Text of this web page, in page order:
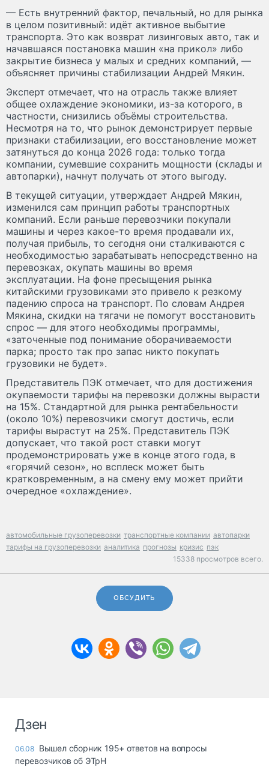
— Есть внутренний фактор, печальный, но для рынка
в целом позитивный: идёт активное выбытие
транспорта. Это как возврат лизинговых авто, так и
начавшаяся постановка машин «на прикол» либо
закрытие бизнеса у малых и средних компаний, —
объясняет причины стабилизации Андрей Мякин.
Эксперт отмечает, что на отрасль также влияет
общее охлаждение экономики, из-за которого, в
частности, снизились объёмы строительства.
Несмотря на то, что рынок демонстрирует первые
признаки стабилизации, его восстановление может
затянуться до конца 2026 года: только тогда
компании, сумевшие сохранить мощности (склады и
автопарки), начнут получать от этого выгоду.
В текущей ситуации, утверждает Андрей Мякин,
изменился сам принцип работы транспортных
компаний. Если раньше перевозчики покупали
машины и через какое-то время продавали их,
получая прибыль, то сегодня они сталкиваются с
необходимостью зарабатывать непосредственно на
перевозках, окупать машины во время
эксплуатации. На фоне пресыщения рынка
китайскими грузовиками это привело к резкому
падению спроса на транспорт. По словам Андрея
Мякина, скидки на тягачи не помогут восстановить
спрос — для этого необходимы программы,
«заточенные под понимание оборачиваемости
парка; просто так про запас никто покупать
грузовики не будет».
Представитель ПЭК отмечает, что для достижения
окупаемости тарифы на перевозки должны вырасти
на 15%. Стандартной для рынка рентабельности
(около 10%) перевозчики смогут достичь, если
тарифы вырастут на 25%. Представитель ПЭК
допускает, что такой рост ставки могут
продемонстрировать уже в конце этого года, в
«горячий сезон», но всплеск может быть
кратковременным, а на смену ему может прийти
очередное «охлаждение».
автомобильные грузоперевозки транспортные компании автопарки
тарифы на грузоперевозки аналитика прогнозы кризис пэк
15338 просмотров всего.
ОБСУДИТЬ
Дзен
06.08 Вышел сборник 195+ ответов на вопросы
перевозчиков об ЭТрН